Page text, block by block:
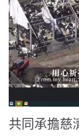
共同承擔慈